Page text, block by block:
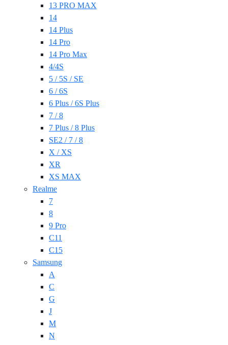
13 PRO MAX
14
14 Plus
14 Pro
14 Pro Max
4/4S
5 / 5S / SE
6 / 6S
6 Plus / 6S Plus
7 / 8
7 Plus / 8 Plus
SE2 / 7 / 8
X / XS
XR
XS MAX
Realme
7
8
9 Pro
C11
C15
Samsung
A
C
G
J
M
N